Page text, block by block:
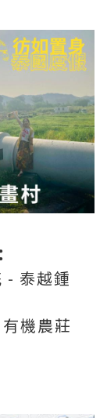
- 泰越鍾
機農莊